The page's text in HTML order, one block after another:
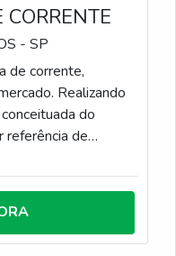
- SP
de corrente,
Realizando
do
referência de
CORRENTESe
com a JRM. A
técnico das